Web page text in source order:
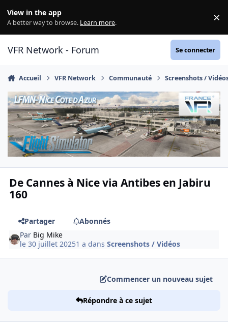
View in the app
A better way to browse. Learn more. ×
VFR Network - Forum Se connecter
Accueil VFR Network Communauté Screenshots /
De Cannes à Nice via Antibes en Jabiru
160
Partager
Abonnés
Par Big Mike
le 30 juillet 20251 a dansScreenshots / Vidéos
Commencer un nouveau sujet
Répondre à ce sujet